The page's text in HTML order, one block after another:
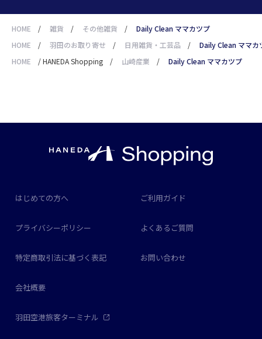
HOME / 雑貨 / その他雑貨 /
Daily Clean ママカツプ
HOME
/ 羽田のお取り寄せ / 日用雑貨・工芸品 /
Daily Clean ママカ
HOME
/HANEDA Shopping / 山崎産業 / Daily Clean ママカツプ
はじめての方へ ご利用ガイド
プライバシーポリシー よくあるご質問
特定商取引法に基づく表記 お問い合わせ
会社概要
羽田空港旅客ターミナル